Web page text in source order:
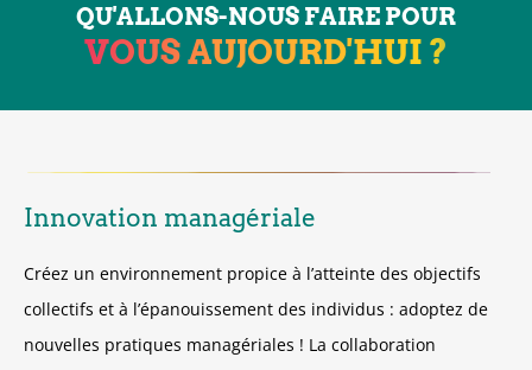
QU'ALLONS-NOUS FAIRE POUR
VOUS AUJOURD'HUI ?
Innovation managériale
Créez un environnement propice à l’atteinte des objectifs
collectifs et à l’épanouissement des individus : adoptez de
nouvelles pratiques managériales ! La collaboration